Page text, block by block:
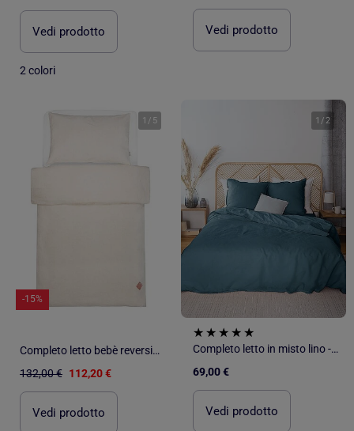
Vedi prodotto
2 colori
Vedi prodotto
1 / 5
-15%
Completo letto bebè reversibile lino | SEVIRA KIDS
132,00 € 112,20 €
Vedi prodotto
1 /2
Completo letto in misto lino - 2 piazze
69,00 €
Vedi prodotto